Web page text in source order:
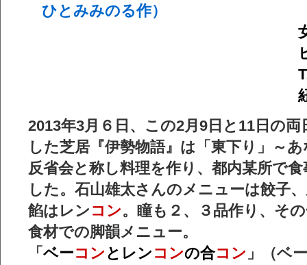
ひとみみのる作）
女
ヒモは
Tバック
紐
2013年3月６日、この2月9日と11日の
した芝居『伊勢物語』は「東下り」～
反省会と称し料理を作り、都内某所で
した。石山雄太さんのメニューは餃子
餡はレン コン。瞳も２、３品作り、そ
食材での脚韻メニュー。
「 ベーコン とレン コンの合コン 」（ベ